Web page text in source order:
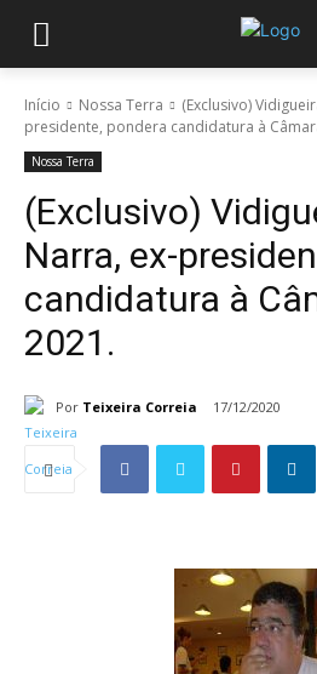
Início Nossa Terra
(Exclusivo)
presidente, pondera candidatura à
Nossa Terra
(Exclusivo)
Narra, ex-
candidatura à
2021.
Por Teixeira Correia 17/12/2020